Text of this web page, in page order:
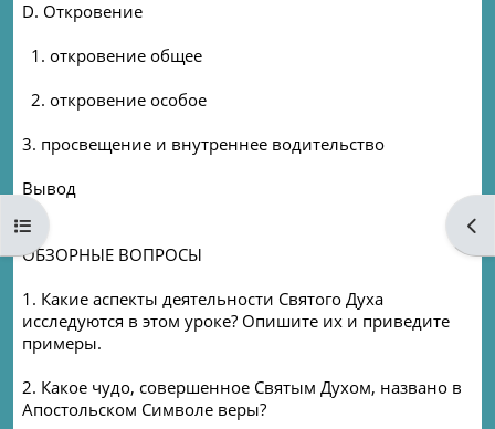
Open course index
D. Откровение
1. откровение общее
2. откровение особое
3. просвещение и внутреннее водительство
Вывод
ОБЗОРНЫЕ ВОПРОСЫ
1. Какие аспекты деятельности Святого Духа
исследуются в этом уроке? Опишите их и приведите
примеры.
2. Какое чудо, совершенное Святым Духом, названо в
Апостольском Символе веры?